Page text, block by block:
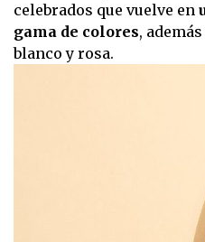
celebrados que vuelve en
gama de colores,
blanco y rosa.